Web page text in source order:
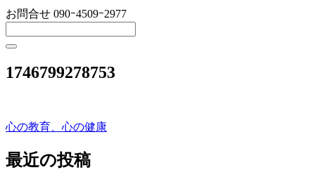
お問合せ 090ｰ4509ｰ2977
1746799278753
投
稿
心の教育、心の健康
最近の投稿